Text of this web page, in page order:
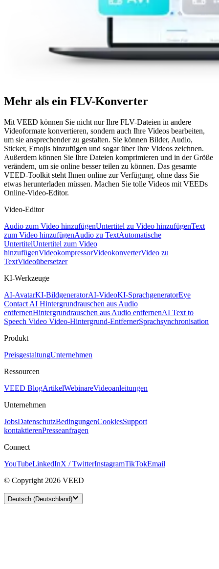
Mehr als ein FLV-Konverter
Mit VEED können Sie nicht nur Ihre FLV-Dateien in andere
Videoformate konvertieren, sondern auch Ihre Videos bearbeiten,
um sie ansprechender zu gestalten. Sie können Bilder, Audio,
Sticker, Emojis hinzufügen und sogar über Ihre Videos zeichnen.
Außerdem können Sie Ihre Dateien komprimieren und in der Größe
verändern, um sie online besser teilen zu können. Das gesamte
VEED-Toolkit steht Ihnen online zur Verfügung, ohne dass Sie
etwas herunterladen müssen. Machen Sie tolle Videos mit VEEDs
Online-Video-Editor.
Video-Editor
Audio zum Video hinzufügenUntertitel zu Video hinzufügenText
zum Video hinzufügenAudio zu TextAutomatische
UntertitelUntertitel zum Video
hinzufügenVideokompressorVideokonverterVideo zu
TextVideoübersetzer
KI-Werkzeuge
AI-AvatarKI-BildgeneratorAI-VideoKI-SprachgeneratorEye
Contact AI Hintergrundrauschen aus Audio
entfernenHintergrundrauschen aus Audio entfernenAI Text to
Speech Video Video-Hintergrund-EntfernerSprachsynchronisation
Produkt
PreisgestaltungUnternehmen
Ressourcen
VEED BlogArtikelWebinareVideoanleitungen
Unternehmen
JobsDatenschutzBedingungenCookiesSupport
kontaktierenPresseanfragen
Connect
YouTubeLinkedInX / TwitterInstagramTikTokEmail
© Copyright 2026 VEED
Deutsch (Deutschland)